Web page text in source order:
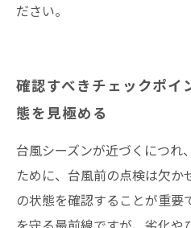
ださい。
確認すべきチェックポイ
態を見極める
台風シーズンが近づくにつれ
ために、台風前の点検は欠
の状態を確認することが重要